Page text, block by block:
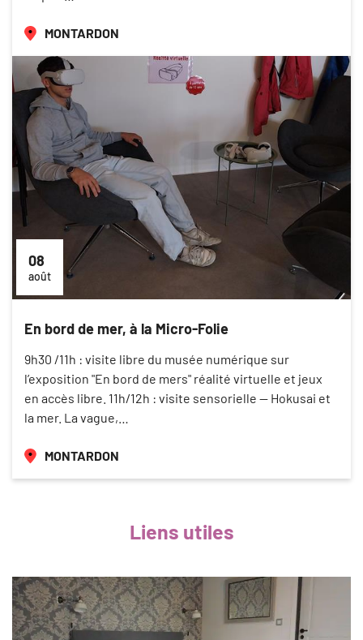
MONTARDON
08
août
En bord de mer, à la Micro-Folie
9h30 /11h : visite libre du musée numérique sur
l’exposition "En bord de mers" réalité virtuelle et jeux
en accès libre. 11h/12h : visite sensorielle — Hokusai et
la mer. La vague,…
MONTARDON
Liens utiles